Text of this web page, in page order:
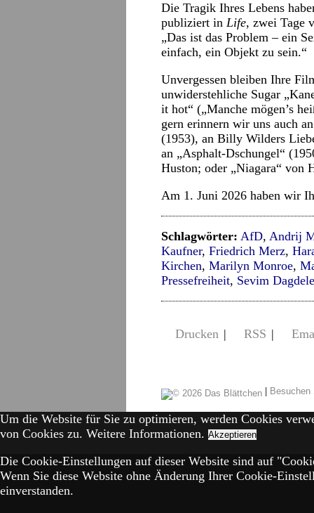
Die Tragik Ihres Lebens
publiziert in Life, zwei Tage
„Das ist das Problem – ein
einfach, ein Objekt zu sein.“
Unvergessen bleiben Ihre
unwiderstehliche Sugar
it hot“ („Manche mögen’s
gern erinnern wir uns auch
(1953), an Billy Wilders
an „Asphalt-Dschungel“
Huston; oder „Niagara“ von
Am 1. Juni 2026 haben wir
Schlagwörter: AfD, Andrij
Kaufner, Friedrich Merz,
Kirchen, Marilyn Monroe,
Pressefreiheit, Sevim
Drucken | RSS |
|
Um die Website für Sie zu optimieren, werden Cookies
von Cookies zu. Weitere Informationen. Akzeptieren
Die Cookie-Einstellungen auf dieser Website sind auf
Wenn Sie diese Website ohne Änderung Ihrer Cookie-
einverstanden.